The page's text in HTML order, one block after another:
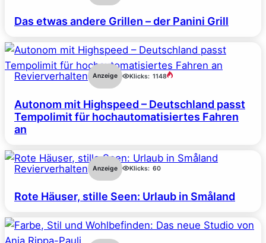
Das etwas andere Grillen – der Panini Grill
Revierverhalten Anzeige Klicks: 1148
Autonom mit Highspeed – Deutschland passt
Tempolimit für hochautomatisiertes Fahren
an
Revierverhalten Anzeige Klicks: 60
Rote Häuser, stille Seen: Urlaub in Småland